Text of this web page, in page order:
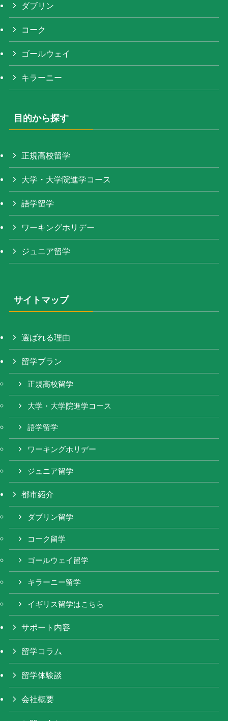
ダブリン
コーク
ゴールウェイ
キラーニー
目的から探す
正規高校留学
大学・大学院進学コース
語学留学
ワーキングホリデー
ジュニア留学
サイトマップ
選ばれる理由
留学プラン
正規高校留学
大学・大学院進学コース
語学留学
ワーキングホリデー
ジュニア留学
都市紹介
ダブリン留学
コーク留学
ゴールウェイ留学
キラーニー留学
イギリス留学はこちら
サポート内容
留学コラム
留学体験談
会社概要